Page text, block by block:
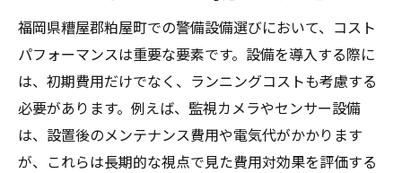
福岡県糟屋郡粕屋町での警備設備選びにおいて、コスト
パフォーマンスは重要な要素です。設備を導入する際に
は、初期費用だけでなく、ランニングコストも考慮する
必要があります。例えば、監視カメラやセンサー設備
は、設置後のメンテナンス費用や電気代がかかります
が、これらは長期的な視点で見た費用対効果を評価する